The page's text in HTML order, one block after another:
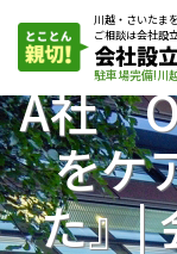
川越・さいたま
ご相談は会社設
会社設
駐車場完備!川
A社 O
をケ
た』|